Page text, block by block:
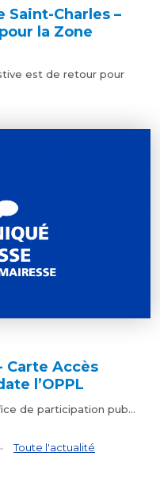
Saint-Charles –
la Zone
est de retour pour
Carte Accès
l’OPPL
de participation pub...
Toute l'actualité